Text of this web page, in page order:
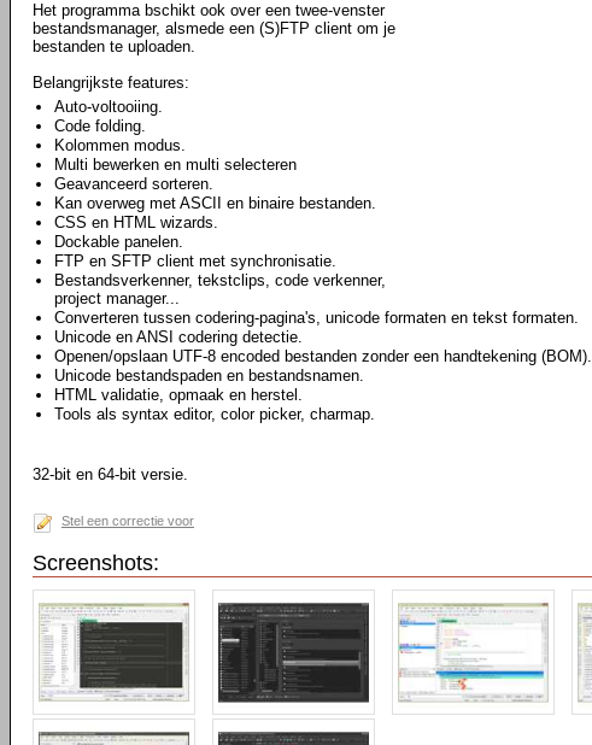
Het programma bschikt ook over een twee-venster
bestandsmanager, alsmede een (S)FTP client om je
bestanden te uploaden.
Belangrijkste features:
Auto-voltooiing.
Code folding.
Kolommen modus.
Multi bewerken en multi selecteren
Geavanceerd sorteren.
Kan overweg met ASCII en binaire bestanden.
CSS en HTML wizards.
Dockable panelen.
FTP en SFTP client met synchronisatie.
Bestandsverkenner, tekstclips, code verkenner,
project manager...
Converteren tussen codering-pagina's, unicode formaten en tekst formaten.
Unicode en ANSI codering detectie.
Openen/opslaan UTF-8 encoded bestanden zonder een handtekening (BOM).
Unicode bestandspaden en bestandsnamen.
HTML validatie, opmaak en herstel.
Tools als syntax editor, color picker, charmap.
32-bit en 64-bit versie.
Stel een correctie voor
Screenshots: